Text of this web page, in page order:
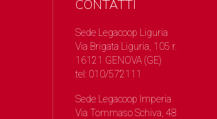
CONTATTI
Sede Legacoop Liguria
Via Brigata Liguria, 105 r.
16121 GENOVA (GE)
tel: 010/572111
Sede Legacoop Imperia
Via Tommaso Schiva, 48